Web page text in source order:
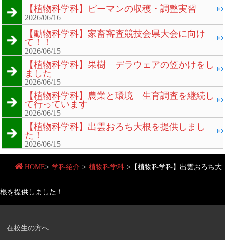
【植物科学科】ピーマンの収穫・調整実習
2026/06/16
【動物科学科】家畜審査競技会県大会に向け
て！！
2026/06/15
【植物科学科】果樹 デラウェアの笠かけをし
ました
2026/06/15
【植物科学科】農業と環境 生育調査を継続し
て行っています
2026/06/15
【植物科学科】出雲おろち大根を提供しまし
た！
2026/06/15
HOME> 学科紹介 > 植物科学科 > 【植物科学科】出雲おろち大
根を提供しました！
在校生の方へ